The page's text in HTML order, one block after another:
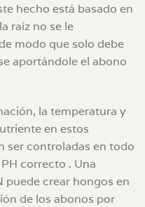
hecho está basado en
raíz no se le
modo que solo debe
aportándole el abono
la temperatura y
en estos
ser controladas en todo
correcto . Una
puede crear hongos en
de los abonos por